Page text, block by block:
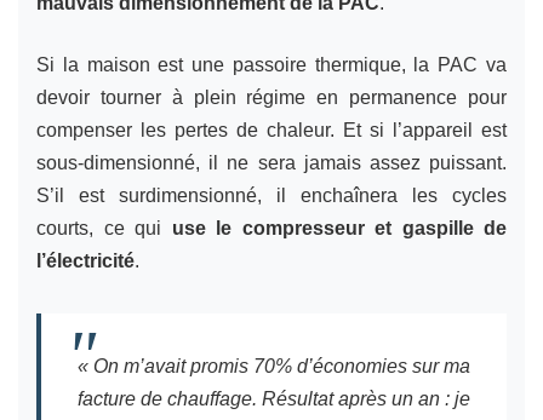
Si la maison est une passoire thermique, la PAC va
devoir tourner à plein régime en permanence pour
compenser les pertes de chaleur. Et si l’appareil est
sous-dimensionné, il ne sera jamais assez puissant.
S’il est surdimensionné, il enchaînera les cycles
courts, ce qui use le compresseur et gaspille de
l’électricité.
« On m’avait promis 70% d’économies sur ma
facture de chauffage. Résultat après un an : je